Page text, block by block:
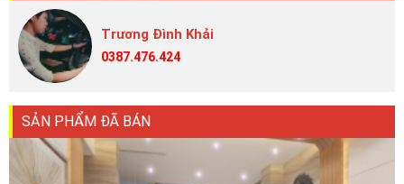
Trương Đình Khải
0387.476.424
SẢN PHẨM ĐÃ BÁN